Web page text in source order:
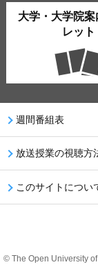
大学・大学院案
レット
週間番組表
放送授業の視聴方
このサイトについ
© The Open University